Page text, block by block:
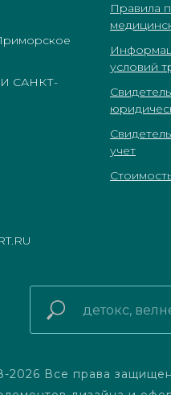
САНКТ-
Правила
условий
учет
2026 Все права